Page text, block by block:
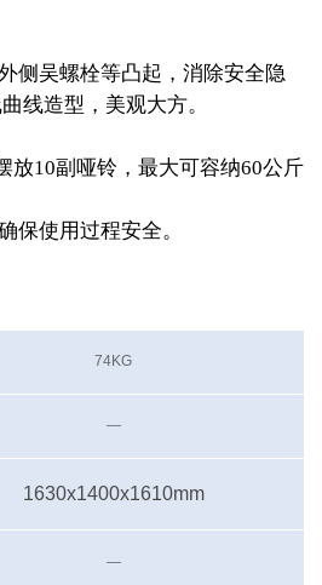
侧吴螺栓等凸起，消除安全隐
线造型，美观大方。
放10副哑铃，最大可容纳60公斤
保使用过程安全。
74KG
—
1630x1400x1610mm
—